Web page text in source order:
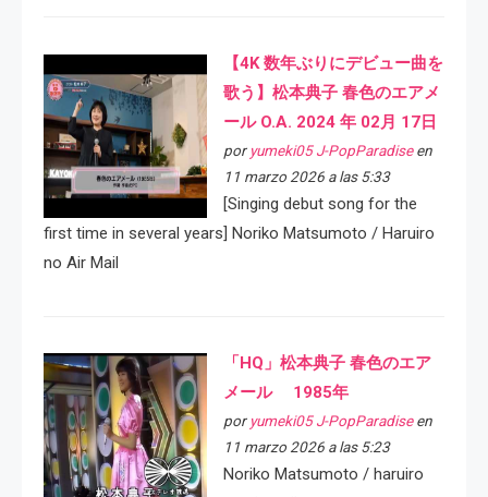
【4K 数年ぶりにデビュー曲を
歌う】松本典子 春色のエアメ
ール O.A. 2024 年 02月 17日
por yumeki05 J-PopParadiseen
11 marzo 2026 a las 5:33
[Singing debut song for the
first time in several years] Noriko Matsumoto / Haruiro
no Air Mail
「HQ」松本典子 春色のエア
メール 1985年
por yumeki05 J-PopParadiseen
11 marzo 2026 a las 5:23
Noriko Matsumoto / haruiro